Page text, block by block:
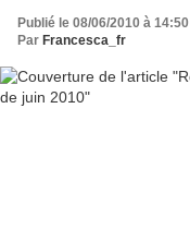
Publié le 08/06/2010 à 14:50
Par Francesca_fr